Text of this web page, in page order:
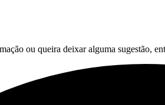
ou queira deixar alguma sugestão,